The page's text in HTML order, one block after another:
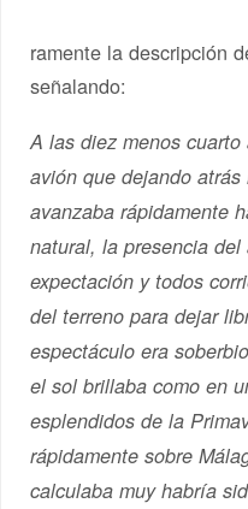
ramente la descripción
señalando:
A las diez menos
avión que dejando
avanzaba rápidamente
natural, la presencia
expectación y todos
del terreno para dejar
espectáculo era
el sol brillaba como en
esplendidos de la
rápidamente sobre
calculaba muy habría